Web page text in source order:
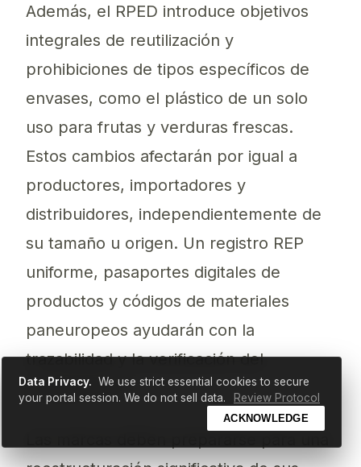
Además, el RPED introduce objetivos
integrales de reutilización y
prohibiciones de tipos específicos de
envases, como el plástico de un solo
uso para frutas y verduras frescas.
Estos cambios afectarán por igual a
productores, importadores y
distribuidores, independientemente de
su tamaño u origen. Un registro REP
uniforme, pasaportes digitales de
productos y códigos de materiales
paneuropeos ayudarán con la
trazabilidad y la verificación del
cumplimiento.
Data Privacy. We use strict essential cookies to secure
your portal session. We do not sell data.
Review Protocol
ACKNOWLEDGE